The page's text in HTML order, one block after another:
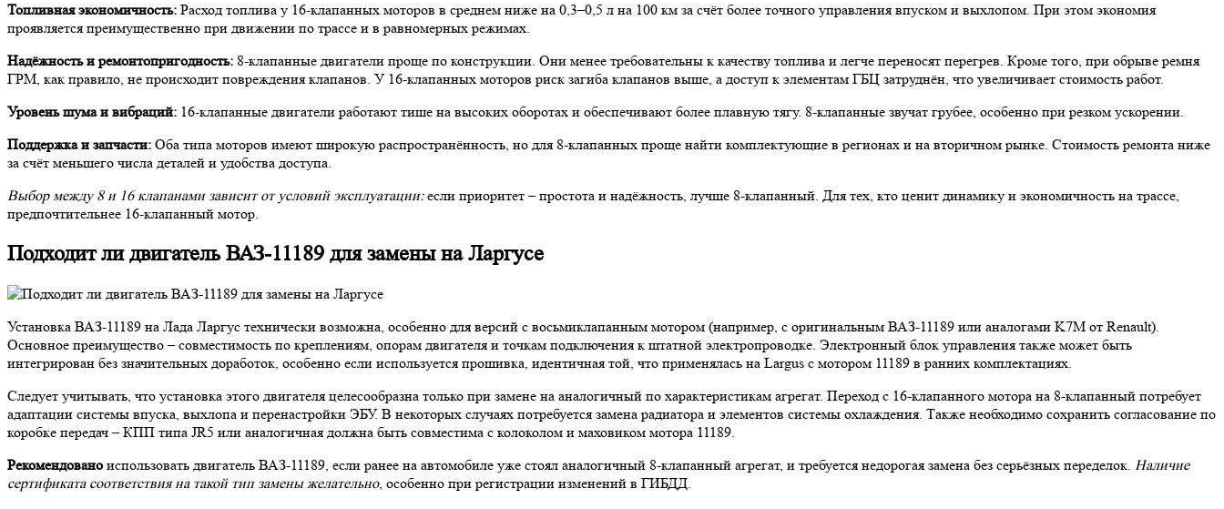
Топливная экономичность: Расход топлива у 16-клапанных моторов в среднем ниже на 0,3–0,5 л на 100 км за счёт более точного управления впуском и выхлопом. При этом экономия
проявляется преимущественно при движении по трассе и в равномерных режимах.
Надёжность и ремонтопригодность: 8-клапанные двигатели проще по конструкции. Они менее требовательны к качеству топлива и легче переносят перегрев. Кроме того, при обрыве ремня
ГРМ, как правило, не происходит повреждения клапанов. У 16-клапанных моторов риск загиба клапанов выше, а доступ к элементам ГБЦ затруднён, что увеличивает стоимость работ.
Уровень шума и вибраций: 16-клапанные двигатели работают тише на высоких оборотах и обеспечивают более плавную тягу. 8-клапанные звучат грубее, особенно при резком ускорении.
Поддержка и запчасти: Оба типа моторов имеют широкую распространённость, но для 8-клапанных проще найти комплектующие в регионах и на вторичном рынке. Стоимость ремонта ниже
за счёт меньшего числа деталей и удобства доступа.
Выбор между 8 и 16 клапанами зависит от условий эксплуатации:если приоритет – простота и надёжность, лучше 8-клапанный. Для тех, кто ценит динамику и экономичность на трассе,
предпочтительнее 16-клапанный мотор.
Подходит ли двигатель ВАЗ-11189 для замены на Ларгусе
Установка ВАЗ-11189 на Лада Ларгус технически возможна, особенно для версий с восьмиклапанным мотором (например, с оригинальным ВАЗ-11189 или аналогами K7M от Renault).
Основное преимущество – совместимость по креплениям, опорам двигателя и точкам подключения к штатной электропроводке. Электронный блок управления также может быть
интегрирован без значительных доработок, особенно если используется прошивка, идентичная той, что применялась на Largus с мотором 11189 в ранних комплектациях.
Следует учитывать, что установка этого двигателя целесообразна только при замене на аналогичный по характеристикам агрегат. Переход с 16-клапанного мотора на 8-клапанный потребует
адаптации системы впуска, выхлопа и перенастройки ЭБУ. В некоторых случаях потребуется замена радиатора и элементов системы охлаждения. Также необходимо сохранить согласование по
коробке передач – КПП типа JR5 или аналогичная должна быть совместима с колоколом и маховиком мотора 11189.
Рекомендовано использовать двигатель ВАЗ-11189, если ранее на автомобиле уже стоял аналогичный 8-клапанный агрегат, и требуется недорогая замена без серьёзных переделок. Наличие
сертификата соответствия на такой тип замены желательно, особенно при регистрации изменений в ГИБДД.